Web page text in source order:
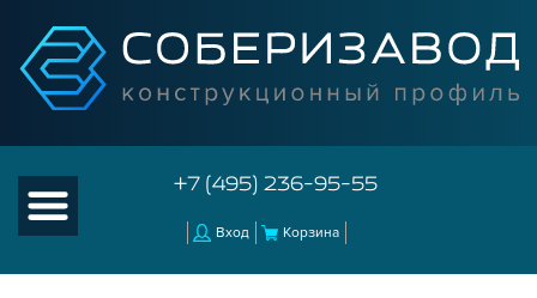
+7 (495) 236-95-55
Вход Корзина